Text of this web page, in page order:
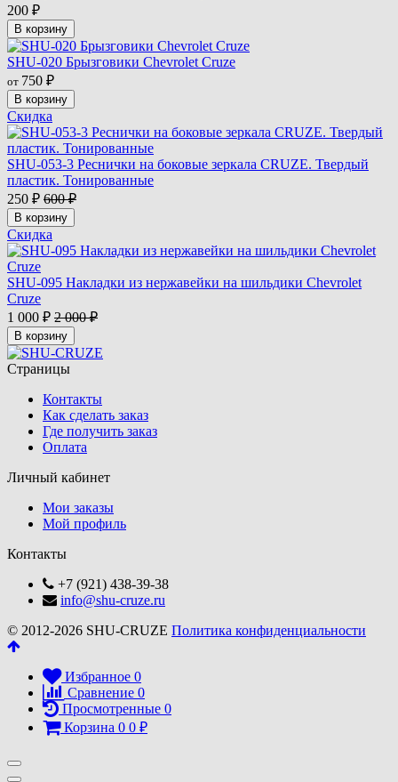
200 ₽
В корзину
SHU-020 Брызговики Chevrolet Cruze
от 750 ₽
В корзину
Скидка
SHU-053-3 Реснички на боковые зеркала CRUZE. Твердый
пластик. Тонированные
250 ₽ 600₽
В корзину
Скидка
SHU-095 Накладки из нержавейки на шильдики Chevrolet
Cruze
1 000 ₽ 2 000₽
В корзину
Страницы
Контакты
Как сделать заказ
Где получить заказ
Оплата
Личный кабинет
Мои заказы
Мой профиль
Контакты
+7 (921) 438-39-38
info@shu-cruze.ru
© 2012-2026 SHU-CRUZE Политика конфиденциальности
Избранное 0
Сравнение 0
Просмотренные 0
Корзина 0 0 ₽